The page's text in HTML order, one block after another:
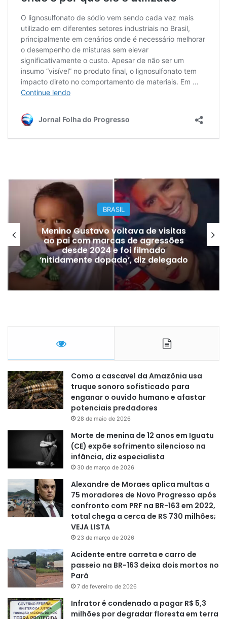
BRASIL
Menino Gustavo voltava de visitas
ao pai com marcas de agressões
desde 2024 e foi filmado
‘nitidamente dopado’, diz delegado
Como a cascavel da Amazônia usa
truque sonoro sofisticado para
enganar o ouvido humano e afastar
potenciais predadores
28 de maio de 2026
Morte de menina de 12 anos em Iguatu
(CE) expõe sofrimento silencioso na
infância, diz especialista
30 de março de 2026
Alexandre de Moraes aplica multas a
75 moradores de Novo Progresso após
confronto com PRF na BR-163 em 2022,
total chega a cerca de R$ 730 milhões;
VEJA LISTA
23 de março de 2026
Acidente entre carreta e carro de
passeio na BR-163 deixa dois mortos no
Pará
7 de fevereiro de 2026
Infrator é condenado a pagar R$ 5,3
milhões por degradar floresta em terra